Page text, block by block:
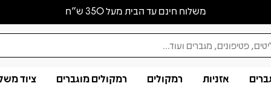
משלוח חינם עד הבית מעל 350 ש״ח
אזניות רמקולים רמקולים מוגברים ציוד